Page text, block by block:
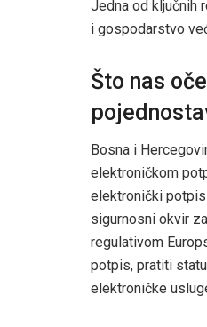
Jedna od ključnih
i gospodarstvo
Što nas
Bosna i
elektroničkom
elektronički potpis
sigurnosni okvir
regulativom
potpis, pratiti
elektroničke